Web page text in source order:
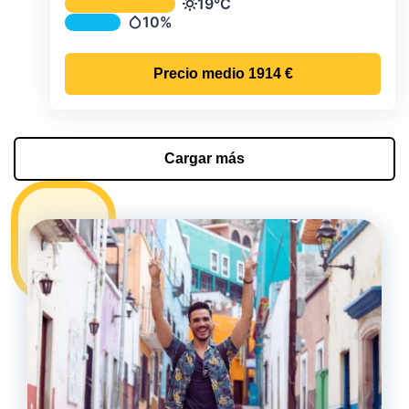
Temperatura y precipitación media
Temperatura
19°C
Precipitación
10%
Precio medio 1914 €
Cargar más